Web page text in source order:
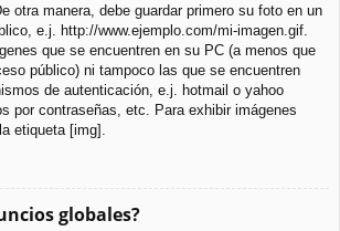
otra manera, debe guardar primero su foto en un
e.j. http://www.ejemplo.com/mi-imagen.gif.
que se encuentren en su PC (a menos que
público) ni tampoco las que se encuentren
de autenticación, e.j. hotmail o yahoo
por contraseñas, etc. Para exhibir imágenes
etiqueta [img].
globales?